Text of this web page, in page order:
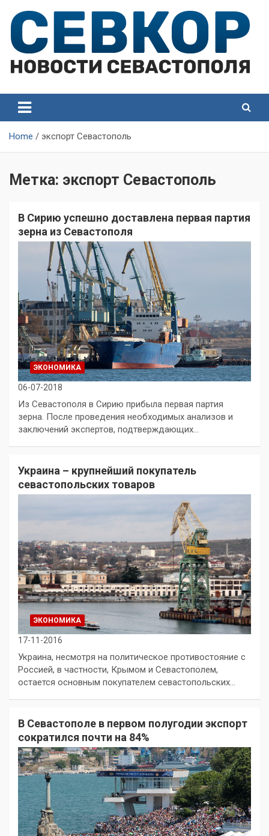
content
Севастополя
Севастополя
Home экспорт Севастополь
Метка: экспорт Севастополь
В Сирию успешно доставлена первая партия
зерна из Севастополя
ЭКОНОМИКА
06-07-2018
Из Севастополя в Сирию прибыла первая партия
зерна. После проведения необходимых анализов и
заключений экспертов, подтверждающих…
Украина – крупнейший покупатель
севастопольских товаров
ЭКОНОМИКА
17-11-2016
Украина, несмотря на политическое противостояние с
Россией, в частности, Крымом и Севастополем,
остается основным покупателем севастопольских…
В Севастополе в первом полугодии экспорт
сократился почти на 84%